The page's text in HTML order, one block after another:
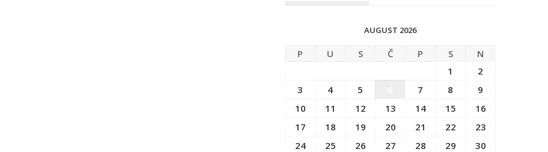
AUGUST 2026
P U S Č P S
N
1
2
3
4 5 7 8
9
10
11 12 13 14 15
16
17
18 19 20 21 22
23
24
25 26 27 28 29
30